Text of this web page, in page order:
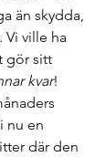
än skydda,
Vi ville ha
gör sitt
kvar!
nu en
där den